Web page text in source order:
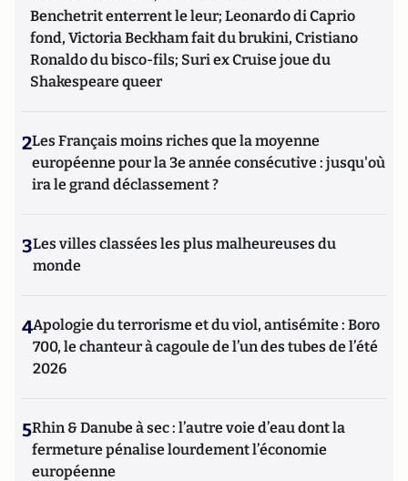
Benchetrit enterrent le leur; Leonardo di Caprio
fond, Victoria Beckham fait du brukini, Cristiano
Ronaldo du bisco-fils; Suri ex Cruise joue du
Shakespeare queer
2Les Français moins riches que la moyenne
européenne pour la 3e année consécutive : jusqu'où
ira le grand déclassement ?
3Les villes classées les plus malheureuses du
monde
4Apologie du terrorisme et du viol, antisémite : Boro
700, le chanteur à cagoule de l’un des tubes de l’été
2026
5Rhin & Danube à sec : l’autre voie d’eau dont la
fermeture pénalise lourdement l’économie
européenne